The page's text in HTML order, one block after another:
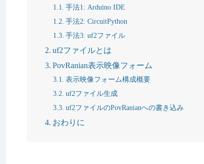
手法1: Arduino IDE
手法2: CircuitPython
手法3: uf2ファイル
uf2ファイルとは
PovRanian表示映像フォーム
表示映像フォーム構成概要
uf2ファイル生成
uf2ファイルのPovRanianへの書き込み
おわりに